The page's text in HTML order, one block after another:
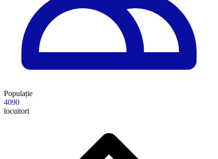
Populație
4090
locuitori